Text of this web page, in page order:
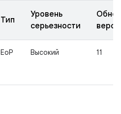
Тип
Уровень
серьезности
EoP Высокий 11